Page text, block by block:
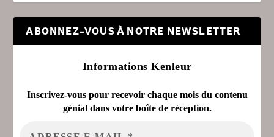
ABONNEZ-VOUS À NOTRE NEWSLETTER
Informations Kenleur
Inscrivez-vous pour recevoir chaque mois du contenu
génial dans votre boîte de réception.